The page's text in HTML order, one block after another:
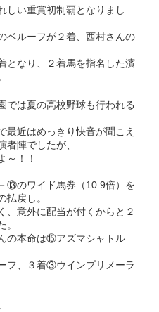
しい重賞初制覇となりまし
ベルーフが２着、西村さんの
となり、２着馬を指名した濱
では夏の高校野球も行われる
最近はめっきり快音が聞こえ
者陣でしたが、
～！！
⑬のワイド馬券（10.9倍）を
払戻し。
、意外に配当が付くからと２
。
の本命は⑮アズマシャトル
フ、３着③ウインプリメーラ